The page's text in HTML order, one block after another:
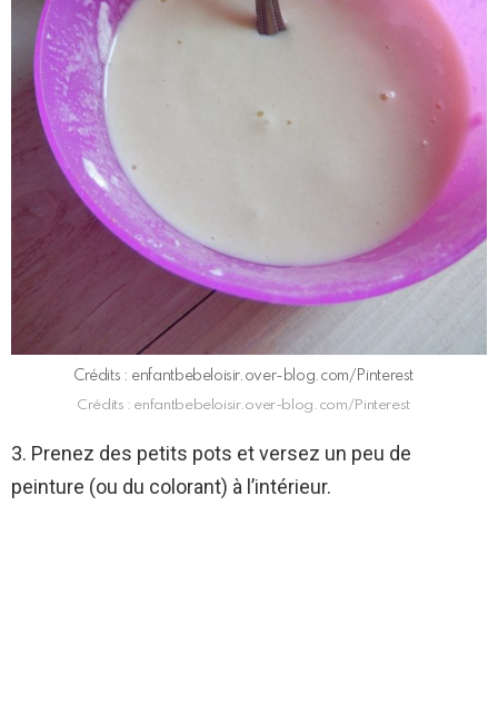
Crédits : enfantbebeloisir.over-blog.com/Pinterest
Crédits : enfantbebeloisir.over-blog.com/Pinterest
3. Prenez des petits pots et versez un peu de
peinture (ou du colorant) à l’intérieur.